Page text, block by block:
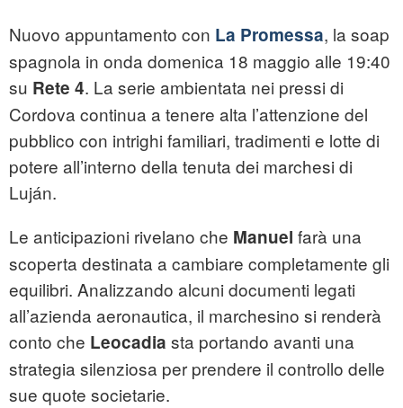
Nuovo appuntamento con La Promessa, la soap
spagnola in onda domenica 18 maggio alle 19:40
su Rete 4. La serie ambientata nei pressi di
Cordova continua a tenere alta l’attenzione del
pubblico con intrighi familiari, tradimenti e lotte di
potere all’interno della tenuta dei marchesi di
Luján.
Le anticipazioni rivelano che Manuel farà una
scoperta destinata a cambiare completamente gli
equilibri. Analizzando alcuni documenti legati
all’azienda aeronautica, il marchesino si renderà
conto che Leocadia sta portando avanti una
strategia silenziosa per prendere il controllo delle
sue quote societarie.